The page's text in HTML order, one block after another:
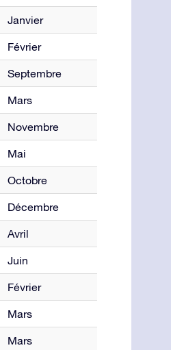
Janvier
Février
Septembre
Mars
Novembre
Mai
Octobre
Décembre
Avril
Juin
Février
Mars
Mars